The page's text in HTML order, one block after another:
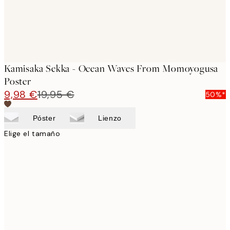
Kamisaka Sekka - Ocean Waves From Momoyogusa
Poster
9,98 €19,95 € 50%*
Póster Lienzo
Elige el tamaño